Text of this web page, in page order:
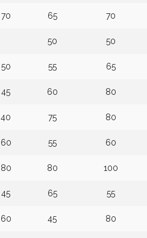
70 65 70
50 50
50 55 65
45 60 80
40 75 80
60 55 60
80 80 100
45 65 55
60 45 80